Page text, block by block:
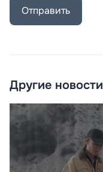
Отправить
Другие новости